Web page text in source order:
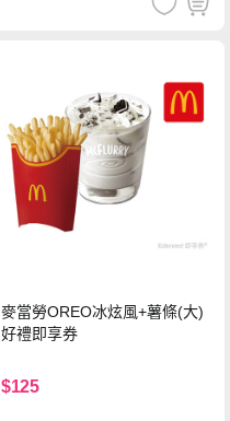
麥當勞OREO冰炫風+薯條(大)
好禮即享券
$125